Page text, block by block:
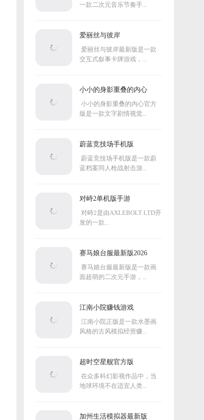
一款二次元音乐节奏手...
爱丽丝与彼岸
爱丽丝与彼岸最新版是一款
交互式叙事卡牌游戏，...
小小的身影重叠的内心
小小的身影重叠的内心官方
版是一款文字剧情视觉...
蔚蓝竞技场手机版
蔚蓝竞技场手机版是一款蔚
蓝档案同人枪战射击游...
对峙2单机版手游
对峙2是由AXLEBOLT LTD开
发的一款...
赛马娘台服最新版2026
赛马娘台服最新版是一款画
面超萌的二次元手游，...
江南小院赚钱游戏
江南小院正版是一款水墨画
风格的古风模拟经营赚...
超时空星舰官方版
在众多科幻影视作品中，当
地球环境不在适宜人类...
加州生活模拟器最新版